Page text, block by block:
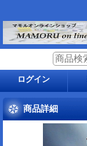
ログイン
商品詳細